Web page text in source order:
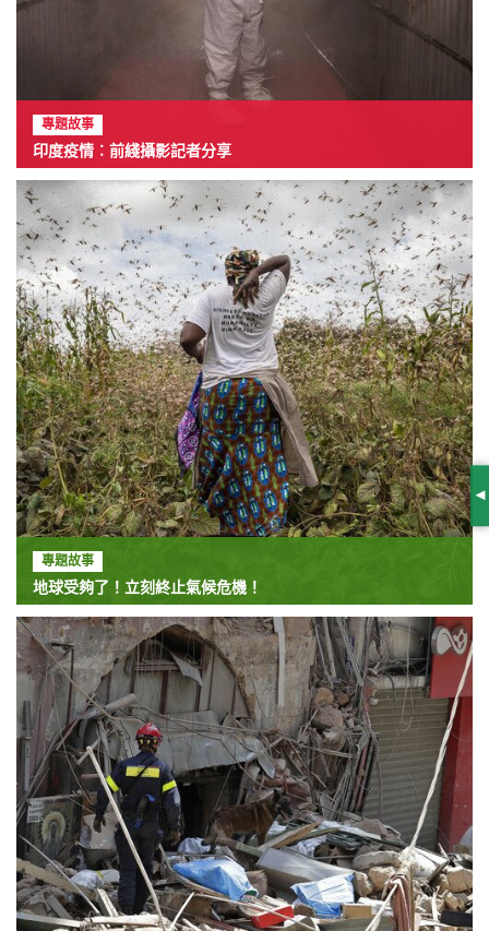
專題故事
印度疫情︰前綫攝影記者分享
專題故事
地球受夠了！立刻終止氣候危機！